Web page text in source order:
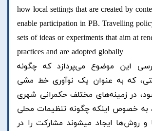
how local settings that are created by
enable participation in PB. Travelling
sets of ideas or experiments that aim at
practices and are adopted globally
این موضوع می‌پردازد که چگونه
که به عنوان یک نوآوری خط مشی
در زمینه‌های مختلف حکمرانی شهری
خصوص اینکه چگونه تنظیمات محلی
و روش‌ها ایجاد میشوند مشارکت را در